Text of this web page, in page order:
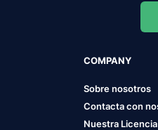
COMPANY
Sobre nosotros
Contacta con
Nuestra Licencia